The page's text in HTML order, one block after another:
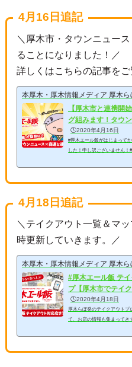
4月16日追記
＼厚木市・タウンニュー
ることになりました！／
詳しくはこちらの記事を
本厚木・厚木情報メディア 厚木ら
【厚木市と連携開
グ組みます！タウ
🕒️2020年4月16日
#厚木エール飯がはじまって
した！申し訳ございません！
所内で話題になっていると厚
4月18日追記
＼ テイクアウト一覧＆マ
時更新していきます。
／
本厚木・厚木情報メディア 厚木ら
#厚木エール飯 テ
プ【厚木市でテイ
🕒️2020年4月18日
厚木らぼ発のテイクアウトプ
て、お店の情報も集まってき